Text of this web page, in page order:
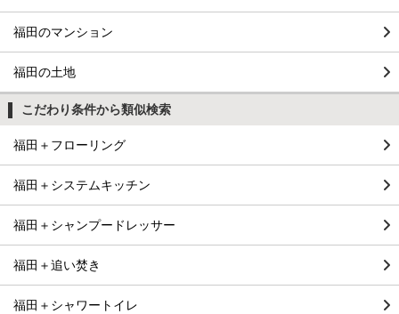
福田のマンション
福田の土地
こだわり条件から類似検索
福田＋フローリング
福田＋システムキッチン
福田＋シャンプードレッサー
福田＋追い焚き
福田＋シャワートイレ